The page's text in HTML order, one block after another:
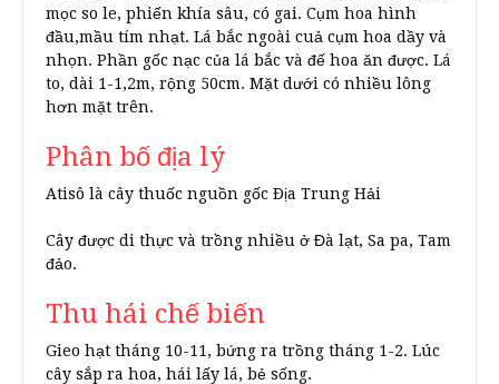
mọc so le, phiến khía sâu, có gai. Cụm hoa hình
đầu,mầu tím nhạt. Lá bắc ngoài cuả cụm hoa dầy và
nhọn. Phần gốc nạc của lá bắc và đế hoa ăn được. Lá
to, dài 1-1,2m, rộng 50cm. Mặt dưới có nhiều lông
hơn mặt trên.
Phân bố địa lý
Atisô là cây thuốc nguồn gốc Ðịa Trung Hải
Cây được di thực và trồng nhiều ở Đà lạt, Sa pa, Tam
đảo.
Thu hái chế biến
Gieo hạt tháng 10-11, bứng ra trồng tháng 1-2. Lúc
cây sắp ra hoa, hái lấy lá, bẻ sống.